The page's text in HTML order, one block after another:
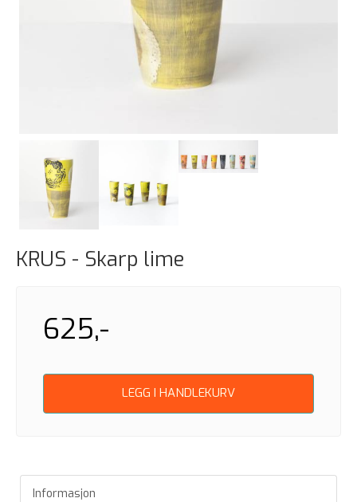
KRUS - Skarp lime
625,-
LEGG I HANDLEKURV
Informasjon